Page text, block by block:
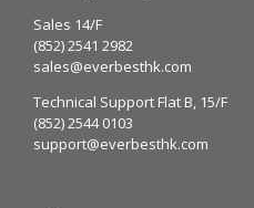
Sales 14/F
(852) 2541 2982
sales@everbesthk.com
Technical Support Flat B, 15/F
(852) 2544 0103
support@everbesthk.com